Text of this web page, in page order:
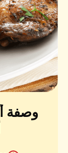
طريقة
إعادةوصفة